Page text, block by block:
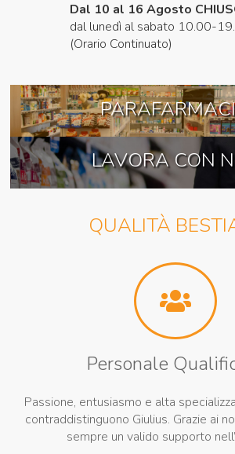
Dal 10 al 16 Agosto
dal lunedì al sabato 10.00-
(Orario Continuato)
LAVORA CON
QUALITÀ
Personale
Passione, entusiasmo e alta
contraddistinguono Giulius. Grazie ai
sempre un valido supporto